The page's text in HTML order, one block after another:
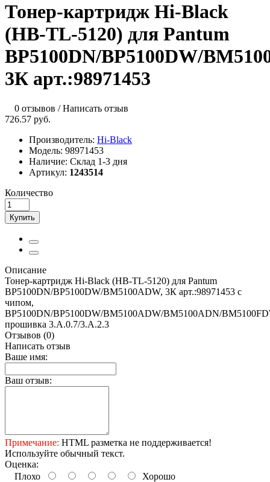
Тонер-картридж Hi-Black
(HB-TL-5120) для Pantum
BP5100DN/BP5100DW/
3К арт.:98971453
0 отзывов /Написать отзыв
726.57 руб.
Производитель: Hi-Black
Модель: 98971453
Наличие: Склад 1-3 дня
Артикул: 1243514
Количество
Купить
Описание
Тонер-картридж Hi-Black (HB-TL-5120) для Pantum
BP5100DN/BP5100DW/BM5100ADW, 3К арт.:98971453 с
чипом,
BP5100DN/BP5100DW/BM5100ADW/BM5100ADN/
прошивка 3.A.0.7/3.А.2.3
Отзывов (0)
Написать отзыв
Ваше имя:
Ваш отзыв:
Примечание: HTML разметка не поддерживается!
Используйте обычный текст.
Оценка:
Плохо
Хорошо